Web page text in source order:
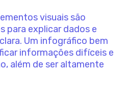
visuais são
para explicar dados e
Um infográfico bem
informações difíceis e
além de ser altamente